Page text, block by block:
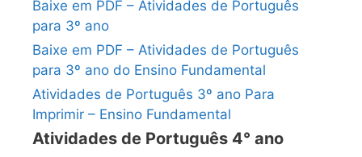
Baixe em PDF – Atividades de Português
para 3º ano
Baixe em PDF – Atividades de Português
para 3º ano do Ensino Fundamental
Atividades de Português 3º ano Para
Imprimir – Ensino Fundamental
Atividades de Português 4° ano